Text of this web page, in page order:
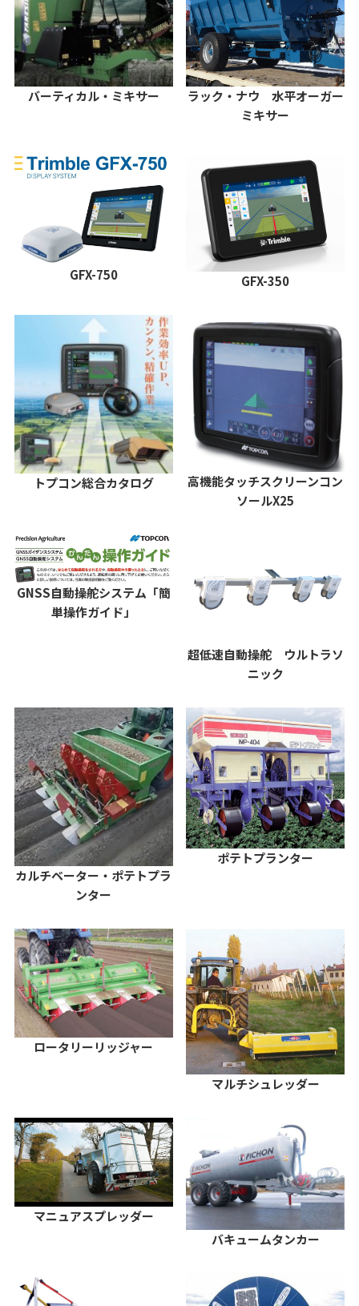
バーティカル・ミキサー
ラック・ナウ 水平オーガー
ミキサー
GFX-750 GFX-350
トプコン総合カタログ
高機能タッチスクリーンコン
ソールX25
GNSS自動操舵システム「簡
単操作ガイド」
超低速自動操舵 ウルトラソ
ニック
カルチベーター・ポテトプラ
ンター
ポテトプランター
ロータリーリッジャー
マルチシュレッダー
マニュアスプレッダー
バキュームタンカー